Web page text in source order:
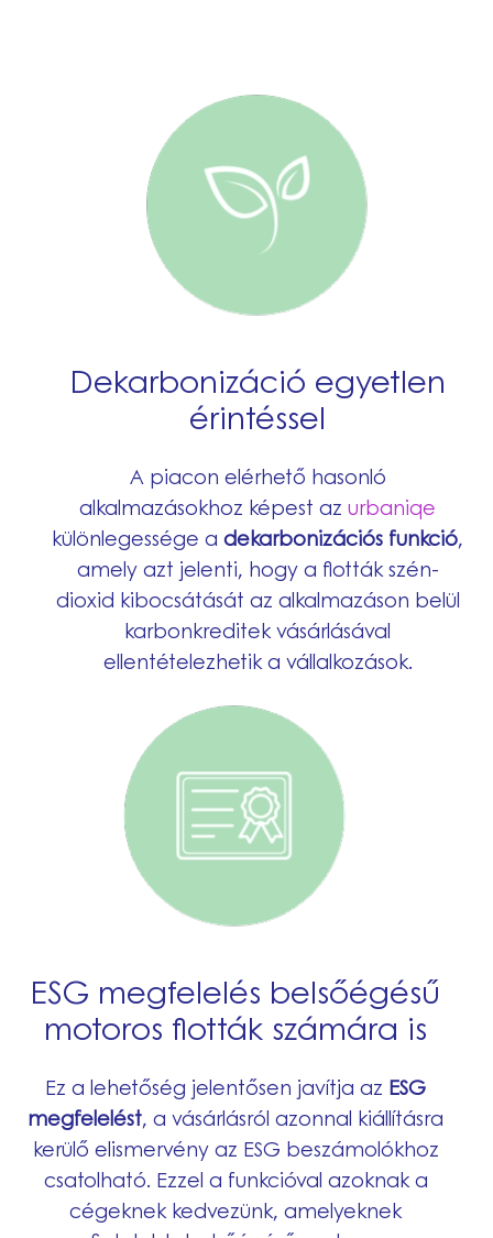
Dekarbonizáció egyetlen
érintéssel
A piacon elérhető hasonló
alkalmazásokhoz képest az urbaniqe
különlegessége a dekarbonizációs funkció,
amely azt jelenti, hogy a flották szén-
dioxid kibocsátását az alkalmazáson belül
karbonkreditek vásárlásával
ellentételezhetik a vállalkozások.
ESG megfelelés belsőégésű
motoros flották számára is
Ez a lehetőség jelentősen javítja az ESG
megfelelést, a vásárlásról azonnal kiállításra
kerülő elismervény az ESG beszámolókhoz
csatolható. Ezzel a funkcióval azoknak a
cégeknek kedvezünk, amelyeknek